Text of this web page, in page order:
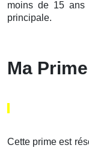
moins de 15 ans
principale.
Ma
Cette prime est